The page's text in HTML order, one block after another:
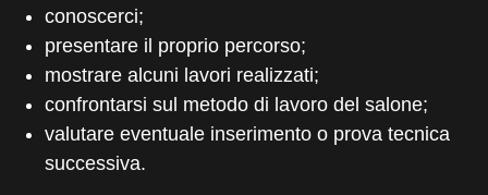
conoscerci;
presentare il proprio percorso;
mostrare alcuni lavori realizzati;
confrontarsi sul metodo di lavoro del salone;
valutare eventuale inserimento o prova tecnica
successiva.